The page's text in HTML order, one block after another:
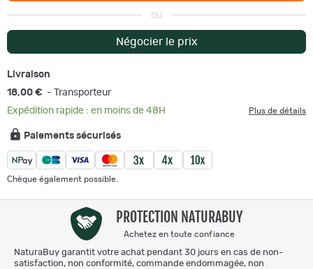
ou
Négocier le prix
Livraison
18,00 € - Transporteur
Expédition rapide : en moins de 48H
Plus de détails
Paiements sécurisés
Chèque également possible.
PROTECTION NATURABUY
Achetez en toute confiance
NaturaBuy garantit votre achat pendant 30 jours en cas de non-
satisfaction, non conformité, commande endommagée, non